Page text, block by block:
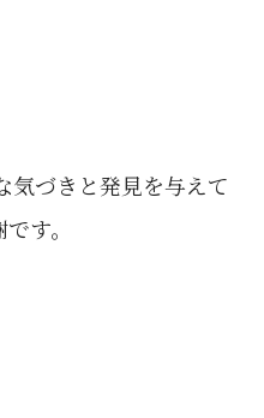
気づきと発見を与えて
す。